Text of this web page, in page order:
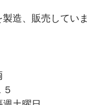
造、販売していま